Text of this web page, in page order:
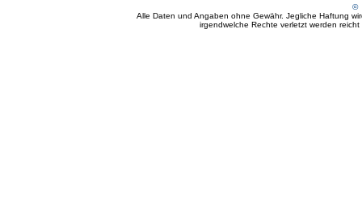
©
Alle Daten und Angaben ohne Gewähr. Jegliche Haftung
irgendwelche Rechte verletzt werden